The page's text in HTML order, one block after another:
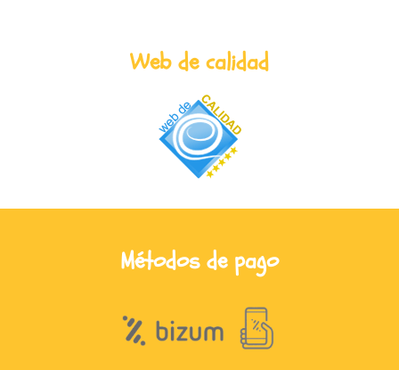
Web de calidad
Métodos de pago